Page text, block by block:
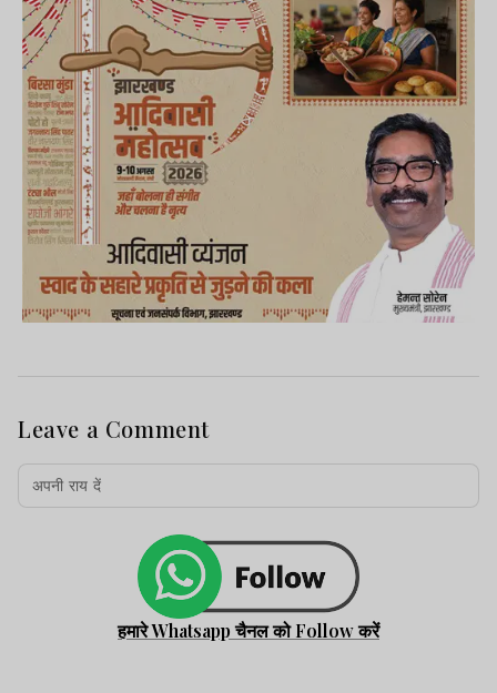
Leave a Comment
हमारे Whatsapp चैनल को Follow करें